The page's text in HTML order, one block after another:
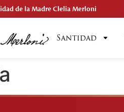
de la Madre Clelia Merloni
Santidad